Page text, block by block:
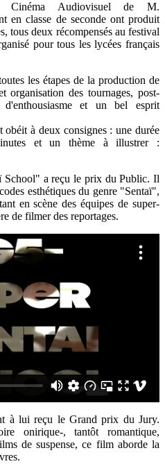
Audiovisuel de M.
en classe de seconde ont produit
tous deux récompensés au festival
pour tous les lycées français
les étapes de la production de
organisation des tournages, post-
d'enthousiasme et un bel esprit
à deux consignes : une durée
et un thème à illustrer :
a reçu le prix du Public. Il
esthétiques du genre "Sentaï",
en scène des équipes de super-
de filmer des reportages.
à lui reçu le Grand prix du Jury.
onirique-, tantôt romantique,
de suspense, ce film aborde la